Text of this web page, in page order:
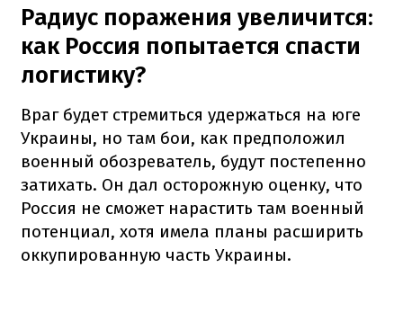
Радиус поражения увеличится:
как Россия попытается спасти
логистику?
Враг будет стремиться удержаться на юге
Украины, но там бои, как предположил
военный обозреватель, будут постепенно
затихать. Он дал осторожную оценку, что
Россия не сможет нарастить там военный
потенциал, хотя имела планы расширить
оккупированную часть Украины.